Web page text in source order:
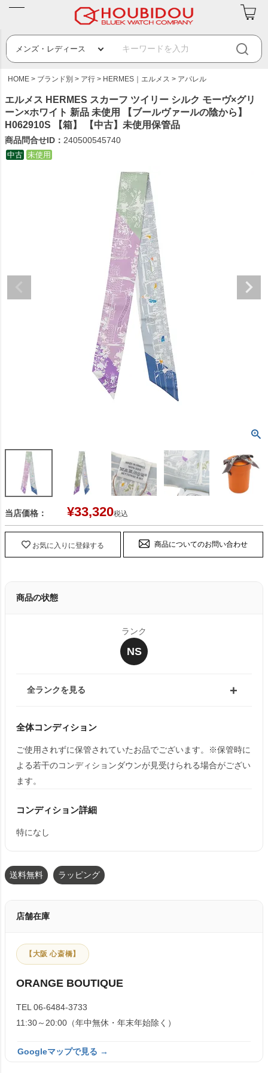
HOME ブランド別 ア行 HERMES｜エルメス アパレル
エルメス HERMES スカーフ ツイリー シルク モーヴ×グリ
ーン×ホワイト 新品 未使用 【ブールヴァールの陰から】
H062910S 【箱】 【中古】未使用保管品
商品問合せID： 240500545740
中古 未使用
当店価格： ¥33,320税込
お気に入りに登録する 商品についてのお問い合わせ
商品の状態
ランク
NS
全ランクを見る
全体コンディション
ご使用されずに保管されていたお品でございます。※保管時に
よる若干のコンディションダウンが見受けられる場合がござい
ます。
コンディション詳細
特になし
送料無料 ラッピング
店舗在庫
【大阪 心斎橋】
ORANGE BOUTIQUE
TEL 06-6484-3733
11:30～20:00（年中無休・年末年始除く）
Googleマップで見る →